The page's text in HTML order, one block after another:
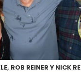
ROB REINER Y NICK